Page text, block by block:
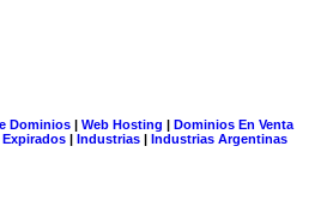
Dominios| Web Hosting | Dominios En Venta
| Industrias | Industrias Argentinas